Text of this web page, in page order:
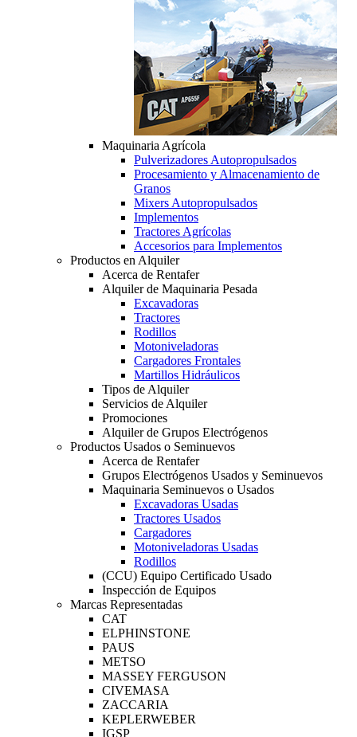
Maquinaria Agrícola
Pulverizadores Autopropulsados
Procesamiento y Almacenamiento de
Granos
Mixers Autopropulsados
Implementos
Tractores Agrícolas
Accesorios para Implementos
Productos en Alquiler
Acerca de Rentafer
Alquiler de Maquinaria Pesada
Excavadoras
Tractores
Rodillos
Motoniveladoras
Cargadores Frontales
Martillos Hidráulicos
Tipos de Alquiler
Servicios de Alquiler
Promociones
Alquiler de Grupos Electrógenos
Productos Usados o Seminuevos
Acerca de Rentafer
Grupos Electrógenos Usados y Seminuevos
Maquinaria Seminuevos o Usados
Excavadoras Usadas
Tractores Usados
Cargadores
Motoniveladoras Usadas
Rodillos
(CCU) Equipo Certificado Usado
Inspección de Equipos
Marcas Representadas
CAT
ELPHINSTONE
PAUS
METSO
MASSEY FERGUSON
CIVEMASA
ZACCARIA
KEPLERWEBER
IGSP